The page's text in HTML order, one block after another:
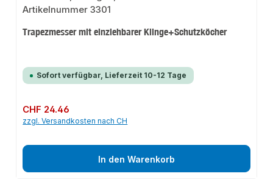
Trapezmesser mit einziehbarer Klinge+Schutzköcher
Sofort verfügbar, Lieferzeit 10-12 Tage
Regulärer Preis:
CHF 24.46
zzgl. Versandkosten nach CH
In den Warenkorb